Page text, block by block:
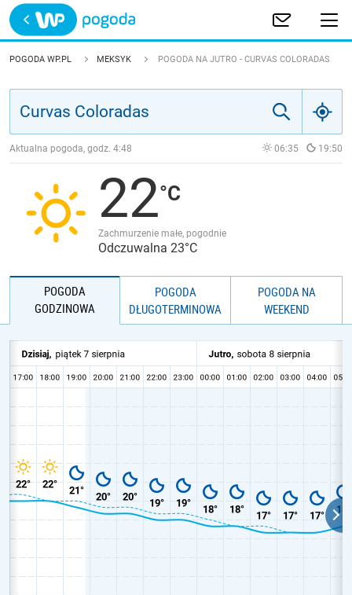
Trwa ładowanie
POLSKA
JAKOŚĆ POWIETRZA
POGODA WP.PL MEKSYK POGODA NA JUTRO - CURVAS COLORADAS
Aktualna pogoda, godz. 4:48 06:35 19:50
22
Zachmurzenie małe, pogodnie
Odczuwalna 23°C
POGODA
GODZINOWA
POGODA
DŁUGOTERMINOWA
POGODA NA
WEEKEND